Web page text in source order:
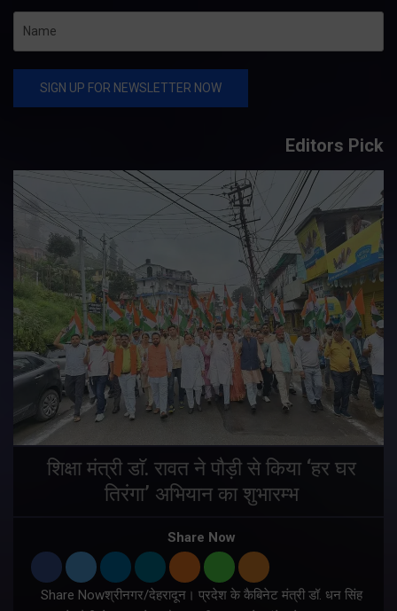
Editors Pick
शिक्षा मंत्री डाॅ. रावत ने पौड़ी से किया ‘हर घर
तिरंगा’ अभियान का शुभारम्भ
Share Now
Share Nowश्रीनगर/देहरादून। प्रदेश के कैबिनेट मंत्री डॉ. धन सिंह